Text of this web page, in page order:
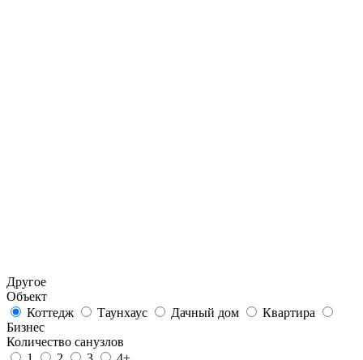
Другое
Объект
Коттедж
Таунхаус Дачный дом
Квартира
Бизнес
Количество санузлов